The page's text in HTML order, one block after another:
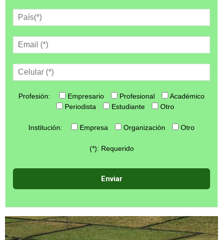
Profesión: Empresario Profesional
Académico
Periodista
Estudiante Otro
Institución: Empresa Organización Otro
(*): Requerido